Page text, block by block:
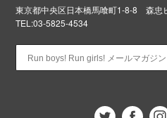
東京都中央区日本橋馬喰町1-8-8 森忠
TEL:03-5825-4534